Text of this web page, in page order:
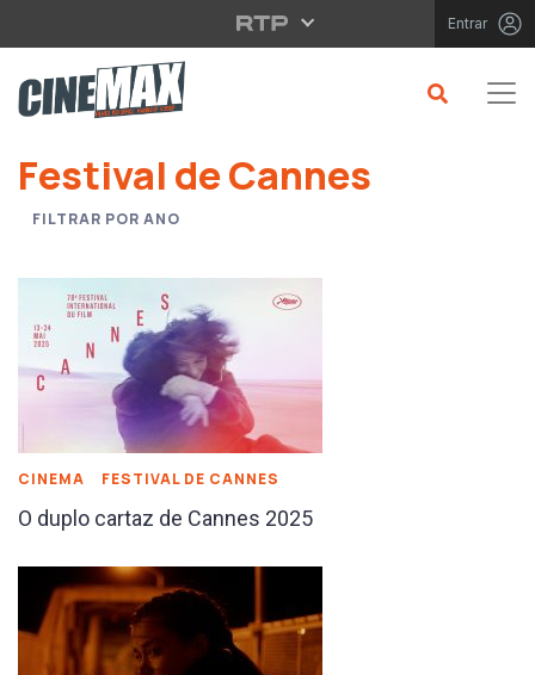
Saltar para o conteúdo principal Entrar
Festival de Cannes
FILTRAR POR ANO
CINEMA FESTIVAL DE CANNES
O duplo cartaz de Cannes 2025